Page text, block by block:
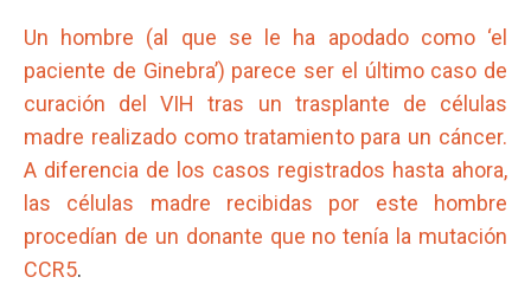
Un hombre (al que se le ha apodado como ‘el
paciente de Ginebra’) parece ser el último caso de
curación del VIH tras un trasplante de células
madre realizado como tratamiento para un cáncer.
A diferencia de los casos registrados hasta ahora,
las células madre recibidas por este hombre
procedían de un donante que no tenía la mutación
CCR5.